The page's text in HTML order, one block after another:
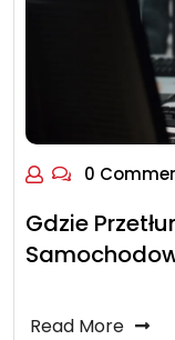
0
Gdzie
Read More